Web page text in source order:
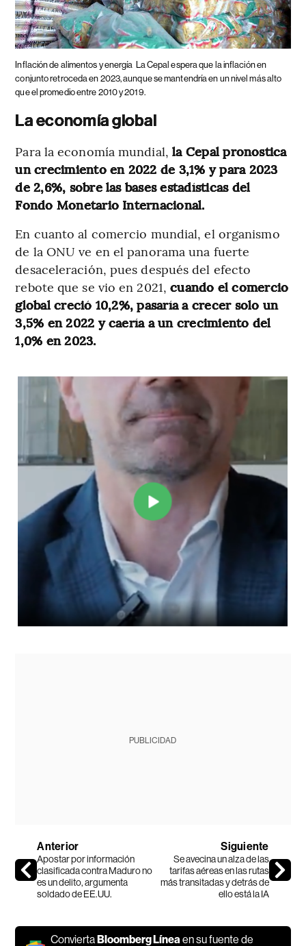
Inflación de alimentos y energía La Cepal espera que la inflación en
conjunto retroceda en 2023, aunque se mantendría en un nivel más alto
que el promedio entre 2010 y 2019.
La economía global
Para la economía mundial, la Cepal pronostica
un crecimiento en 2022 de 3,1% y para 2023
de 2,6%, sobre las bases estadísticas del
Fondo Monetario Internacional.
En cuanto al comercio mundial, el organismo
de la ONU ve en el panorama una fuerte
desaceleración, pues después del efecto
rebote que se vio en 2021,cuando el comercio
global creció 10,2%, pasaría a crecer solo un
3,5% en 2022 y caería a un crecimiento del
1,0% en 2023.
PUBLICIDAD
Anterior
Apostar por información
clasificada contra Maduro no
es un delito, argumenta
soldado de EE.UU.
Siguiente
Se avecina un alza de las
tarifas aéreas en las rutas
más transitadas y detrás de
ello está la IA
Convierta Bloomberg Líneaen su fuente de